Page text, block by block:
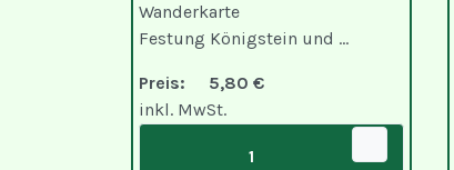
Wanderkarte
Festung Königstein und ...
Preis:
5,80 €
inkl. MwSt.